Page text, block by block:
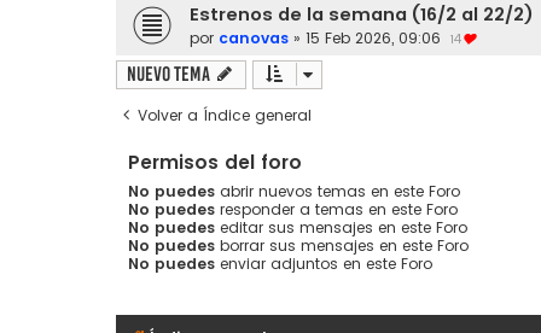
Estrenos de la semana (16/2 al 22/2)
por canovas » 15 Feb 2026, 09:06 14
Nuevo Tema
Volver a Índice general
Permisos del foro
No puedes abrir nuevos temas en este Foro
No puedes responder a temas en este Foro
No puedes editar sus mensajes en este Foro
No puedes borrar sus mensajes en este Foro
No puedes enviar adjuntos en este Foro